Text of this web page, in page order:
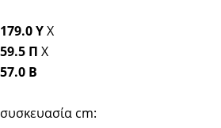
179.0 YΧ
59.5 Π Χ
57.0 Β
συσκευασία cm: